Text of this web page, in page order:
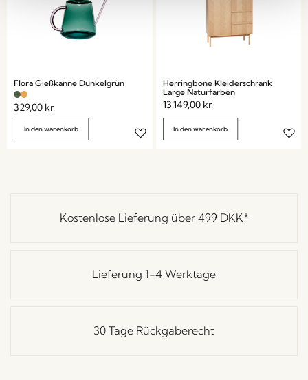
Flora Gießkanne Dunkelgrün
329,00 kr.
In den warenkorb
Herringbone Kleiderschrank
Large Naturfarben
13.149,00 kr.
In den warenkorb
Kostenlose Lieferung über 499 DKK*
Lieferung 1-4 Werktage
30 Tage Rückgaberecht